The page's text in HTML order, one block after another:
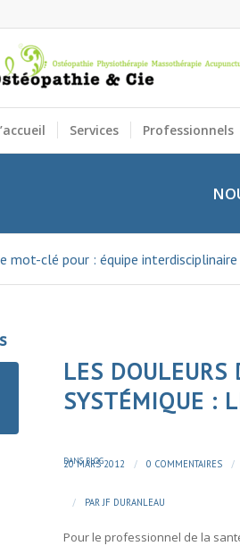
Services Professionnels
mot-clé pour : équipe interdisciplinaire
LES DOULEURS
SYSTÉMIQUE :
20 MARS 2012 / 0 COMMENTAIRES /
DANS BLOG
/ PAR JF DURANLEAU
Pour le professionnel de la